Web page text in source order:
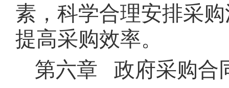
素，科学合理安排采
提高采购效率。
第六章 政府采购合